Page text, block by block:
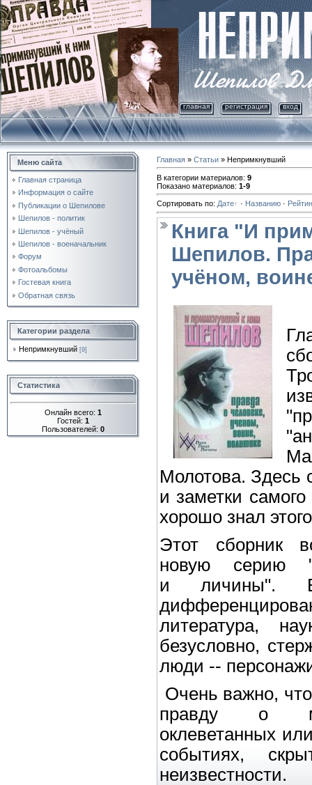
главная регистрация вход
Меню сайта
Главная страница
Информация о сайте
Публикации о Шепилове
Шепилов - политик
Шепилов - учёный
Шепилов - военачальник
Форум
Фотоальбомы
Гостевая книга
Обратная связь
Категории раздела
Непримкнувший [9]
Статистика
Онлайн всего: 1
Гостей: 1
Пользователей: 0
Главная » Статьи » Непримкнувший
В категории материалов: 9
Показано материалов: 1-9
Сортировать по: Дате · Названию ·
Книга "И
Шепилов.
учёном,
Молотова. Здесь
и заметки
хорошо знал
Этот сборник
новую серию
и личины".
литература,
безусловно,
люди --
Очень важно,
правду о
оклеветанных
событиях,
неизвестности.